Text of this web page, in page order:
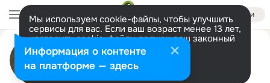
Войти
Мы используем cookie-файлы, чтобы улучшить
сервисы для вас. Если ваш возраст менее 13 лет,
настроить cookie-файлы должен ваш законный
представитель. Больше информации
Разрешить все Настроить
Татьяна Ревенко
Москва 4 июня (54 года)
Подробнее
Информация о контенте
на платформе — здесь